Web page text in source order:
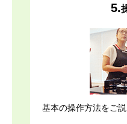
5.
基本の操作方法をご